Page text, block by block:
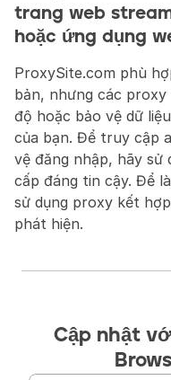
trang web
hoặc ứng dụng
ProxySite.com phù
bản, nhưng các
độ hoặc bảo vệ dữ
của bạn. Để truy cập
vệ đăng nhập, hãy sử
cấp đáng tin cậy. Để
sử dụng proxy kết
phát hiện.
Cập nhật